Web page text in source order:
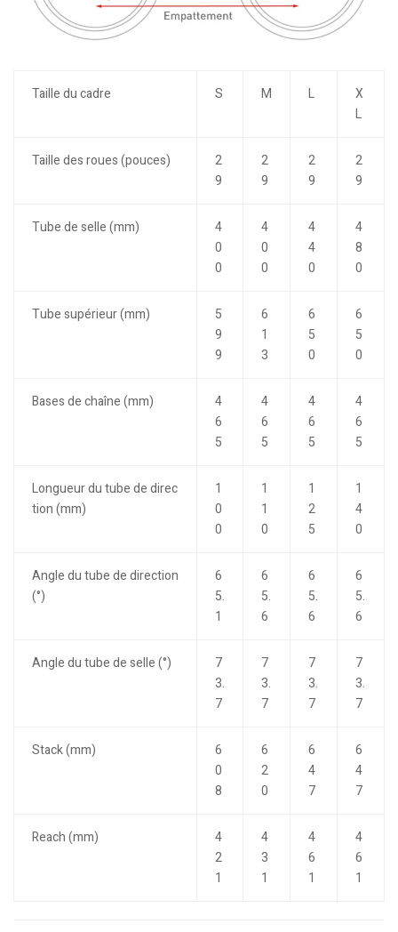
Taille du cadre S M L
X
L
Taille des roues (pouces)
2
9
2
9
2
9
2
9
Tube de selle (mm)
4
0
0
4
0
0
4
4
0
4
8
0
Tube supérieur (mm)
5
9
9
6
1
3
6
5
0
6
5
0
Bases de chaîne (mm)
4
6
5
4
6
5
4
6
5
4
6
5
Longueur du tube de direc
tion (mm)
1
0
0
1
1
0
1
2
5
1
4
0
Angle du tube de direction
(°)
6
5.
1
6
5.
6
6
5.
6
6
5.
6
Angle du tube de selle (°)
7
3.
7
7
3.
7
7
3.
7
7
3.
7
Stack (mm)
6
0
8
6
2
0
6
4
7
6
4
7
Reach (mm)
4
2
1
4
3
1
4
6
1
4
6
1